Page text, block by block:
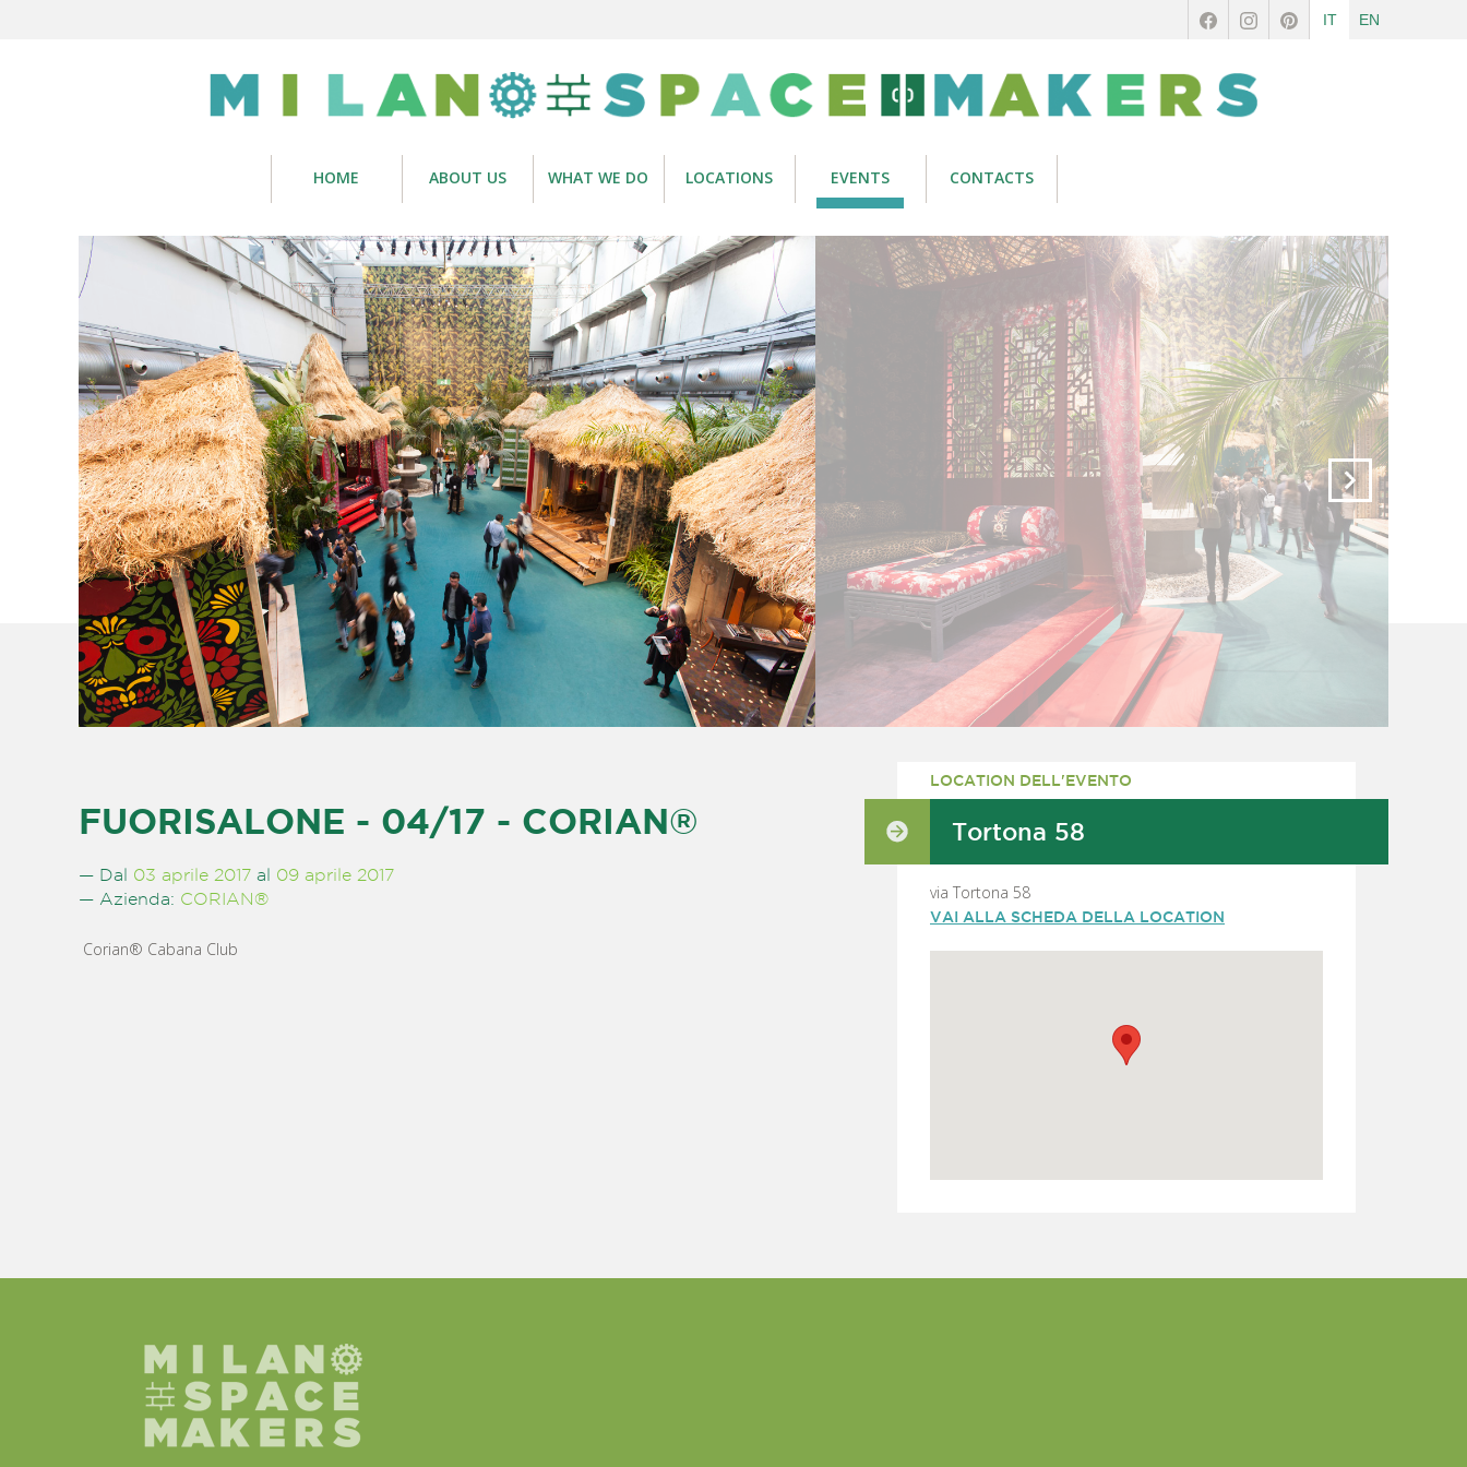
IT EN
HOME ABOUT US WHAT WE DO LOCATIONS EVENTS CONTACTS
FUORISALONE - 04/17 - CORIAN®
— Dal 03 aprile 2017 al 09 aprile 2017
— Azienda: CORIAN®
Corian® Cabana Club
LOCATION DELL'EVENTO
Tortona 58
via Tortona 58
VAI ALLA SCHEDA DELLA LOCATION